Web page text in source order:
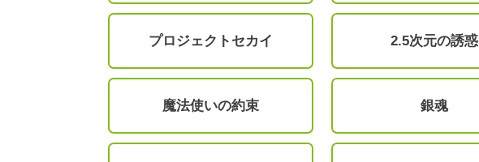
プロジェクトセカイ 2.5次元の誘惑
魔法使いの約束 銀魂